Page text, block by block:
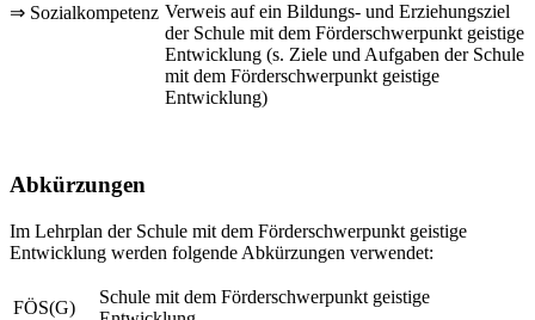
⇒ Sozialkompetenz Verweis auf ein Bildungs- und Erziehungsziel
der Schule mit dem Förderschwerpunkt geistige
Entwicklung (s. Ziele und Aufgaben der Schule
mit dem Förderschwerpunkt geistige
Entwicklung)
Abkürzungen
Im Lehrplan der Schule mit dem Förderschwerpunkt geistige
Entwicklung werden folgende Abkürzungen verwendet:
FÖS(G)
Schule mit dem Förderschwerpunkt geistige